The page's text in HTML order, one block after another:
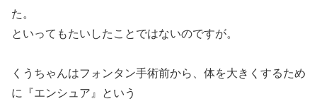
た。
といってもたいしたことではないのですが。
くうちゃんはフォンタン手術前から、体を大きくするため
に『エンシュア』という